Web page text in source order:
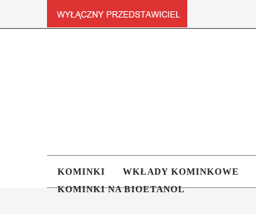
KOMINKI WKŁADY KOMINKOWE
KOMINKI NA BIOETANOL